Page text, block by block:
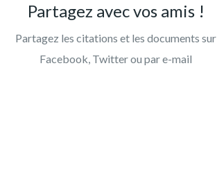
Partagez avec vos amis !
Partagez les citations et les documents sur
Facebook, Twitter ou par e-mail